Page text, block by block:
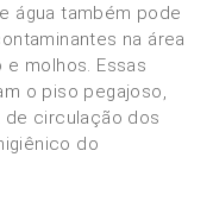
água também pode
na área
molhos. Essas
o piso pegajoso,
de circulação dos
do